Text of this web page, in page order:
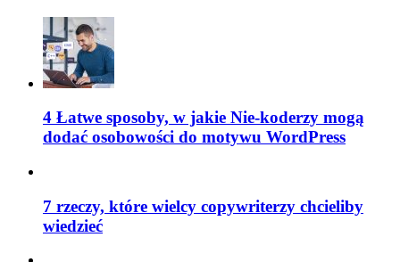
4 Łatwe sposoby, w jakie Nie-koderzy mogą
dodać osobowości do motywu WordPress
7 rzeczy, które wielcy copywriterzy chcieliby
wiedzieć